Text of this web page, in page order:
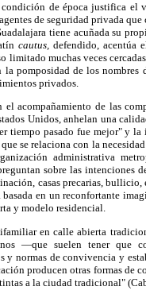
de época justifica el
de seguridad privada
tiene acuñada su
cautus,defendido, acentúa
limitado muchas veces
pomposidad de los
privados.
acompañamiento de las
Unidos, anhelan una
tiempo pasado fue mejor" y
se relaciona con la
administrativa
sobre las intenciones
casas precarias,
en un reconfortante
y modelo residencial.
en calle abierta
—que suelen tener que
normas de convivencia y
producen otras formas de
a la ciudad tradicional"